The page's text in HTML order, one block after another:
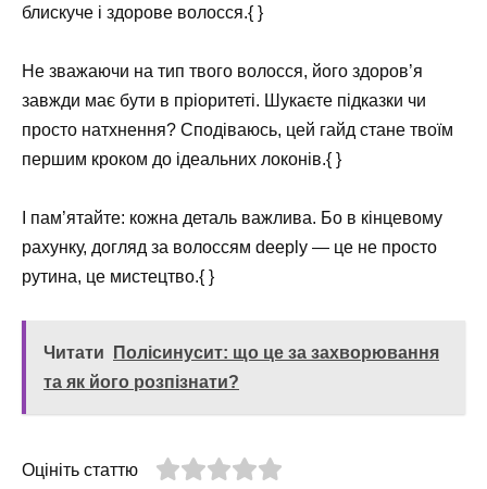
блискуче і здорове волосся.{ }
Не зважаючи на тип твого волосся, його здоров’я
завжди має бути в пріоритеті. Шукаєте підказки чи
просто натхнення? Сподіваюсь, цей гайд стане твоїм
першим кроком до ідеальних локонів.{ }
І пам’ятайте: кожна деталь важлива. Бо в кінцевому
рахунку, догляд за волоссям deeply — це не просто
рутина, це мистецтво.{ }
Читати
Полісинусит: що це за захворювання
та як його розпізнати?
Оцініть статтю